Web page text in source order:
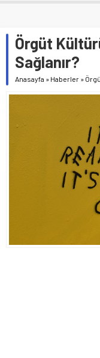
Örgüt
Sağlanır?
Anasayfa » Haberler »